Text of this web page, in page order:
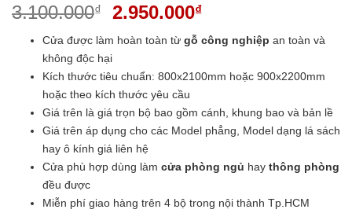
3.100.000₫
Giá
là:
3.100.000₫.
2.950.000₫Giá
hiện
tại
là:
2.950.000₫.
Cửa được làm hoàn toàn từ gỗ công nghiệp an toàn và
không độc hại
Kích thước tiêu chuẩn: 800x2100mm hoặc 900x2200mm
hoặc theo kích thước yêu cầu
Giá trên là giá trọn bộ bao gồm cánh, khung bao và bản lề
Giá trên áp dụng cho các Model phẳng, Model dạng lá sách
hay ô kính giá liên hệ
Cửa phù hợp dùng làm cửa phòng ngủ hay thông phòng
đều được
Miễn phí giao hàng trên 4 bộ trong nội thành Tp.HCM